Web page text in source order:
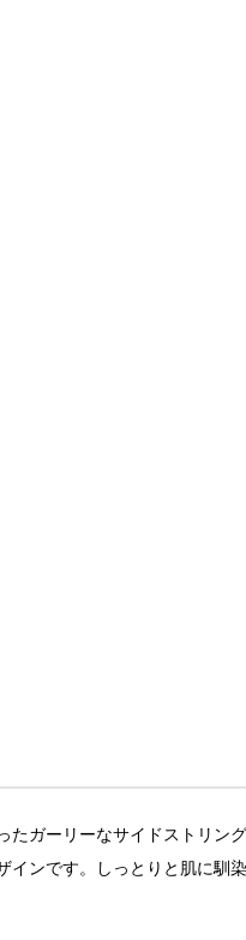
たガーリーなサイドストリン
インです。しっとりと肌に